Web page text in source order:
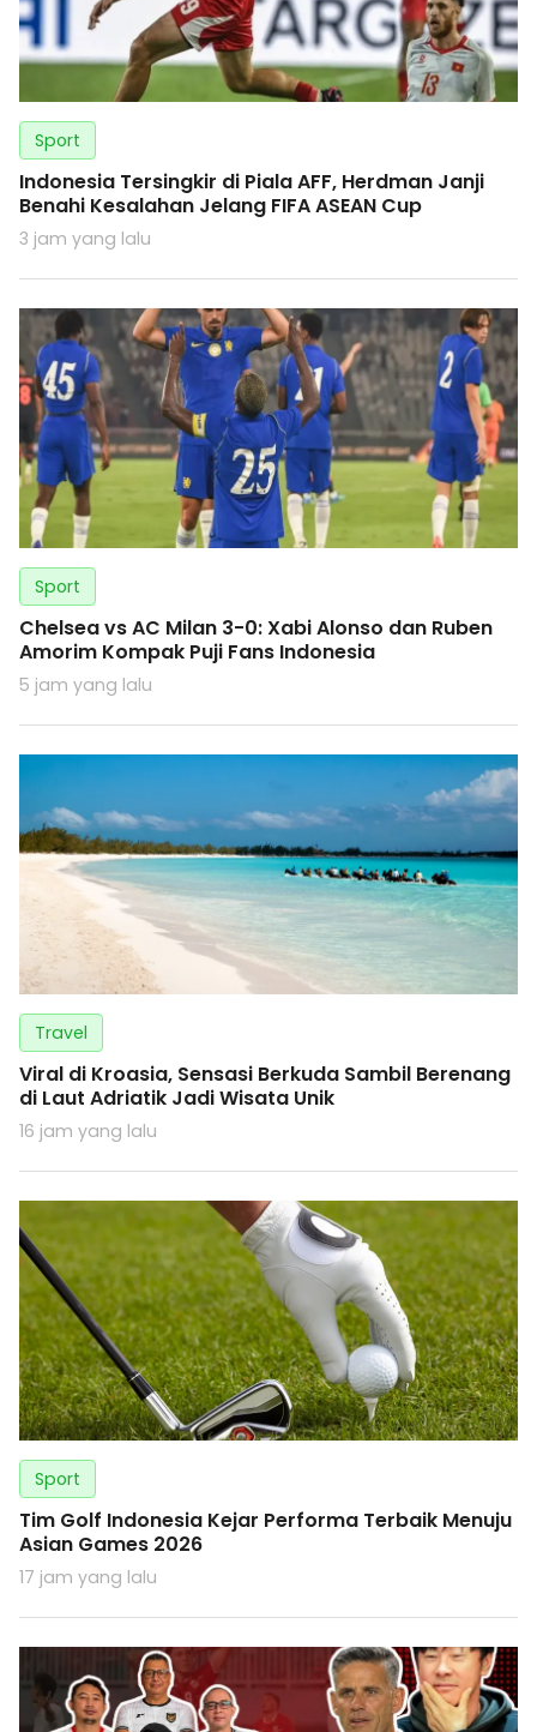
Sport
Indonesia Tersingkir di Piala AFF, Herdman Janji
Benahi Kesalahan Jelang FIFA ASEAN Cup
3 jam yang lalu
Sport
Chelsea vs AC Milan 3-0: Xabi Alonso dan Ruben
Amorim Kompak Puji Fans Indonesia
5 jam yang lalu
Travel
Viral di Kroasia, Sensasi Berkuda Sambil Berenang
di Laut Adriatik Jadi Wisata Unik
16 jam yang lalu
Sport
Tim Golf Indonesia Kejar Performa Terbaik Menuju
Asian Games 2026
17 jam yang lalu